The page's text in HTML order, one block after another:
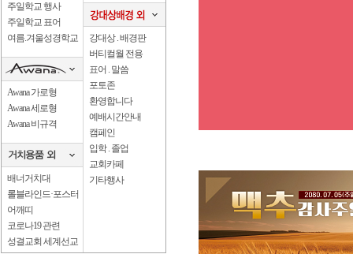
주일학교 행사
주일학교 표어
여름.겨울성경학교
Awana 가로형
Awana 세로형
Awana 비규격
배너거치대
롤블라인드·포스터
어깨띠
코로나19 관련
성결교회 세계선교
강대상 . 배경판
버티컬월 전용
표어 . 말씀
포토존
환영합니다
예배시간안내
캠페인
입학 . 졸업
교회카페
기타행사